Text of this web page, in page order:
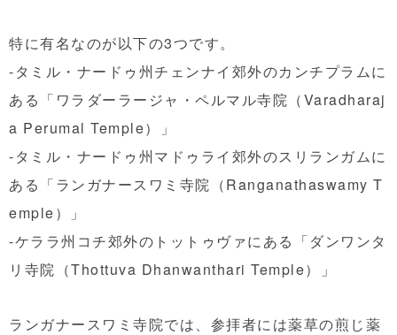
特に有名なのが以下の3つです。
-タミル・ナードゥ州チェンナイ郊外のカンチプラムに
ある「ワラダーラージャ・ペルマル寺院（Varadharaj
a Perumal Temple）」
-タミル・ナードゥ州マドゥライ郊外のスリランガムに
ある「ランガナースワミ寺院（Ranganathaswamy T
emple）」
-ケララ州コチ郊外のトットゥヴァにある「ダンワンタ
リ寺院（Thottuva Dhanwanthari Temple）」
ランガナースワミ寺院では、参拝者には薬草の煎じ薬